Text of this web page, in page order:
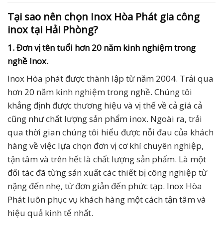
Tại sao nên chọn Inox Hòa Phát gia công
inox tại Hải Phòng?
1. Đơn vị tên tuổi hơn 20 năm kinh nghiệm trong
nghề Inox.
Inox Hòa phát được thành lập từ năm 2004. Trải qua
hơn 20 năm kinh nghiệm trong nghề. Chúng tôi
khẳng định được thương hiệu và vị thế về cả giá cả
cũng như chất lượng sản phẩm inox. Ngoài ra, trải
qua thời gian chúng tôi hiểu được nỗi đau của khách
hàng về việc lựa chọn đơn vị cơ khí chuyên nghiệp,
tận tâm và trên hết là chất lượng sản phẩm. Là một
đối tác đã từng sản xuất các thiết bị công nghiệp từ
nặng đến nhẹ, từ đơn giản đến phức tạp. Inox Hòa
Phát luôn phục vụ khách hàng một cách tận tâm và
hiệu quả kinh tế nhất.